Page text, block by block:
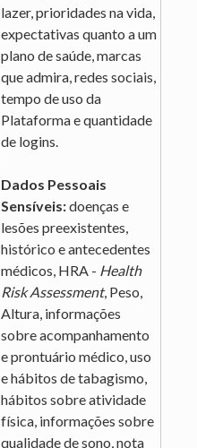
lazer, prioridades na vida,
expectativas quanto a um
plano de saúde, marcas
que admira, redes sociais,
tempo de uso da
Plataforma e quantidade
de logins.
Dados Pessoais
Sensíveis:doenças e
lesões preexistentes,
histórico e antecedentes
médicos, HRA - Health
Risk Assessment, Peso,
Altura, informações
sobre acompanhamento
e prontuário médico, uso
e hábitos de tabagismo,
hábitos sobre atividade
física, informações sobre
qualidade de sono, nota